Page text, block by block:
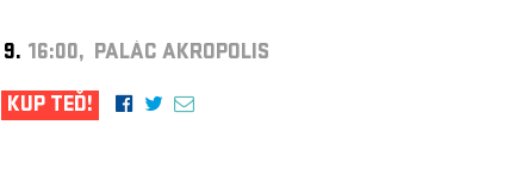
16:00, PALÁC AKROPOLIS
KUP TEĎ!